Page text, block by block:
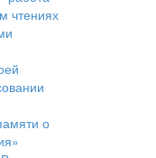
чтениях
о